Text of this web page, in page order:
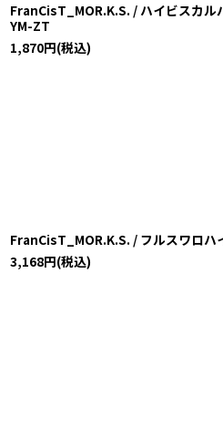
FranCisT_MOR.K.S. / ハイビスカ
YM-ZT
1,870円(税込)
FranCisT_MOR.K.S. / フルスワロ
3,168円(税込)